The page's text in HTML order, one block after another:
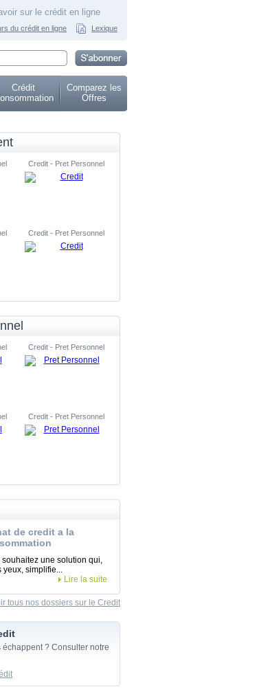
sur le crédit en ligne
du crédit en ligne Lexique
Crédit
Comparez les
Offres
Credit - Pret Personnel
Credit - Pret Personnel
Credit - Pret Personnel
Credit - Pret Personnel
de credit a la
souhaitez une solution qui,
yeux, simplifie...
Lire la suite
tous nos dossiers sur le Credit
? Consulter notre